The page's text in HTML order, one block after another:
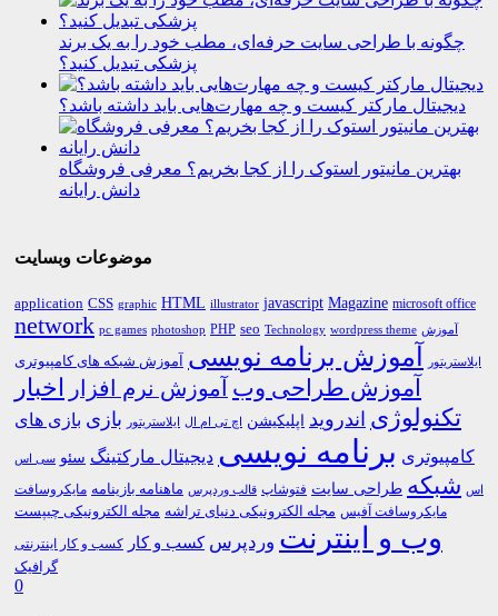
چگونه با طراحی سایت حرفه‌ای، مطب خود را به یک برند
پزشکی تبدیل کنید؟
دیجیتال مارکتر کیست و چه مهارت‌هایی باید داشته باشد؟
بهترین مانیتور استوک را از کجا بخریم؟ معرفی فروشگاه
دانش رایانه
موضوعات وبسایت
application CSS graphic HTML illustrator javascript Magazine microsoft office
network pc games photoshop PHP seo Technology wordpress theme آموزش
ایلاستریتور آموزش برنامه نویسی آموزش شبکه های کامپیوتری
آموزش طراحی وب آموزش نرم افزار اخبار
تکنولوژی اندروید اپلیکیشن اچ تی ام ال ایلاستریتور بازی بازی های
کامپیوتری برنامه نویسی دیجیتال مارکتینگ سئو سی اس
اس شبکه طراحی سایت فتوشاپ قالب وردپرس ماهنامه بازینامه مایکروسافت
مایکروسافت آفیس مجله الکترونیکی دنیای تراشه مجله الکترونیکی چیپست
وب و اینترنت وردپرس کسب و کار کسب و کار اینترنتی
گرافیک
0